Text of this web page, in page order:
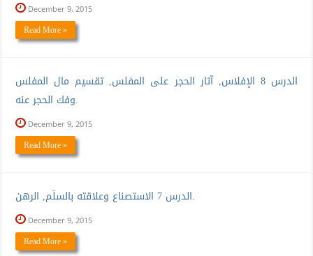
December 9, 2015
Read More »
الدرس 8 الإفلاس, آثار الحجر على المفلس, تقسيم مال المفلس
وفك الحجر عنه.
December 9, 2015
Read More »
الدرس 7 الاستصناع وعلاقته بالسلَم, الرهن.
December 9, 2015
Read More »